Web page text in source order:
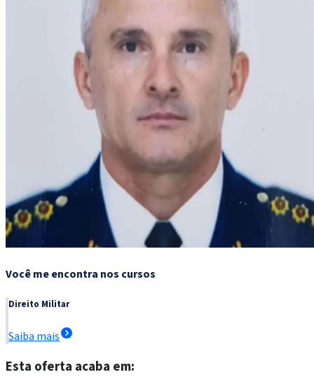
Você me encontra nos cursos
Direito Militar
Saiba mais
Esta oferta acaba em: